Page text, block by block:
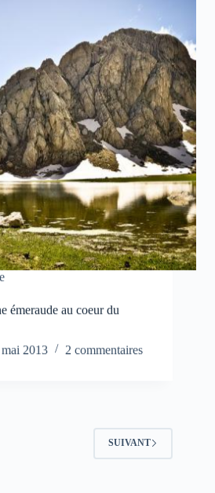
émeraude au coeur du
2013 2 commentaires
SUIVANT